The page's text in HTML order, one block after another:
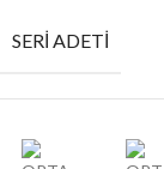
SERI ADETI